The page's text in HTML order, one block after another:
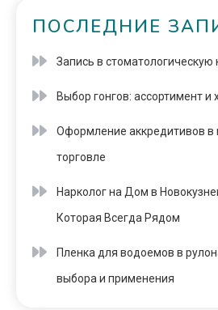
ПОСЛЕДНИЕ
Запись в стоматологическую
Выбор гонгов: ассортимент и
Оформление аккредитивов
торговле
Нарколог на Дом в
Которая Всегда Рядом
Пленка для водоемов в
выбора и применения